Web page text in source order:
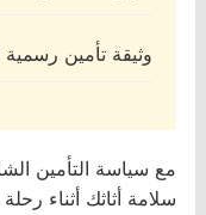
وثيقة تأمين
مع سياسة التأمين
سلامة أثاثك أثناء